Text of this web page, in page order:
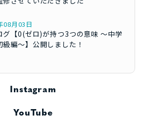
08月03日
グ【0(ゼロ)が持つ3つの意味 ～中学
級編～】公開しました！
Instagram
YouTube